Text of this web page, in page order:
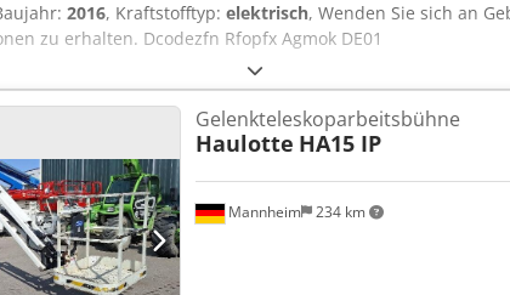
2016, Kraftstofftyp: elektrisch, Wenden Sie sich an
zu erhalten. Dcodezfn Rfopfx Agmok DE01
Mannheim 234 km
Gelenkteleskoparbeitsbühne
Haulotte HA15 IP